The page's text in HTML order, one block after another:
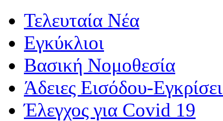
Τελευταία Νέα
Εγκύκλιοι
Βασική Νομοθεσία
Άδειες Εισόδου-
Έλεγχος για Covid 19